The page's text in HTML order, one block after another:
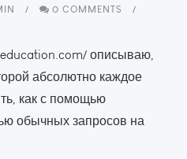
0 COMMENTS
описываю,
абсолютно каждое
как с помощью
обычных запросов на